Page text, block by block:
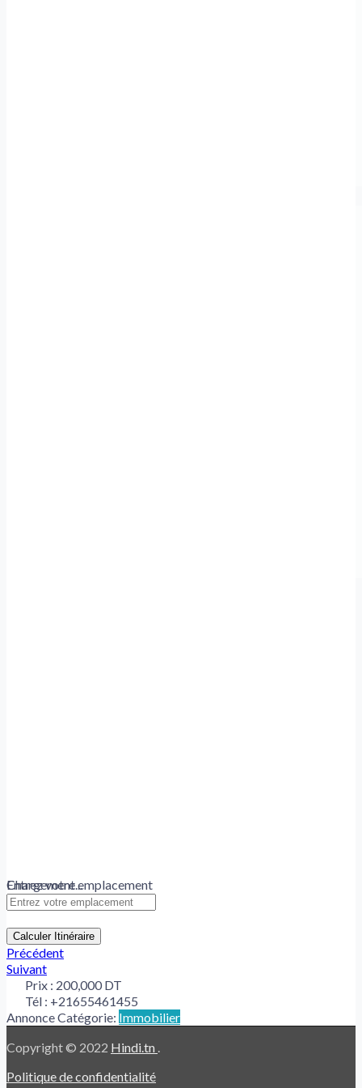
Chargement...
Entrez votre emplacement
Calculer Itinéraire
Précédent
Suivant
Prix : 200,000 DT
Tél : +21655461455
Annonce Catégorie: Immobilier
Copyright © 2022 Hindi.tn .
Politique de confidentialité